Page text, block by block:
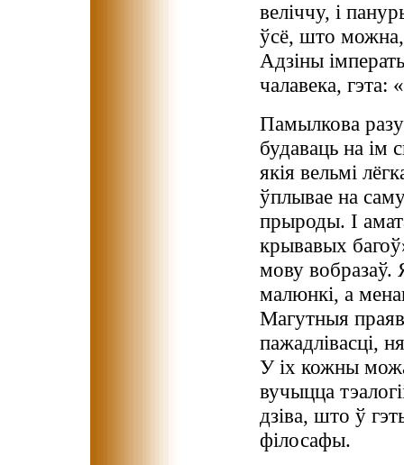
веліччу, і
ўсё, што можна,
Адзіны
чалавека, гэта:
Памылкова
будаваць на ім
якія вельмі
ўплывае на
прыроды. І
крывавых
мову вобразаў.
малюнкі, а
Магутныя
пажадлівасці,
У іх кожны
вучыцца
дзіва, што ў
філосафы.